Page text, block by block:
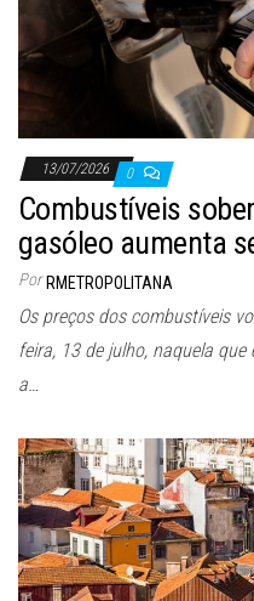
13/07/2026 0
Combustíveis
gasóleo aumenta
Por RMETROPOLITANA
Os preços dos combustíveis
feira, 13 de julho, naquela
a…